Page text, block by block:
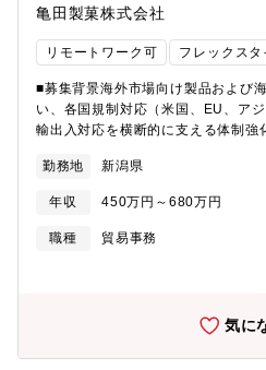
亀田製菓株式会社
リモートワーク可 フレックス
■募集背景海外市場向け製品および
い、各国規制対応（米国、EU、ア
輸出入対応を横断的に支える体制強
外輸出・規制・監査対応に関わる下
※経験・スキルに応じ、補助業務か
ます。・英文メール返信・各国法規
開・海外向け提出資料、輸出入関連
携、調整 ・国内食品（米菓）に関
当。・海外輸出製品に関する品質保
の拡大に伴い、本社には各国規制や
体制を統括する役割が求められてい
勤務地 新潟県
年収 450万円～680万円
職種
貿易事務
気に